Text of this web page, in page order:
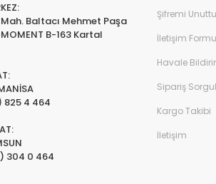
Mah. Baltacı Mehmet Paşa
B-163 Kartal
825 4 464
304 0 464
Şifremi
İletişim Formu
Havale
Sipariş
Kargo Takibi
İletişim